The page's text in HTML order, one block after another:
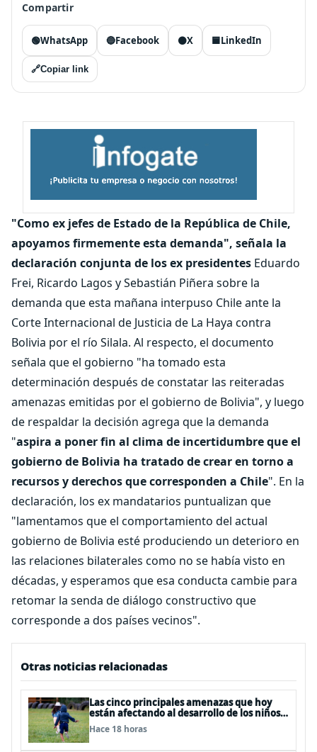
Compartir
🟢WhatsApp 🔵Facebook ⚫X 🟦LinkedIn
🔗Copiar link
"Como ex jefes de Estado de la República de Chile,
apoyamos firmemente esta demanda", señala la
declaración conjunta de los ex presidentes Eduardo
Frei, Ricardo Lagos y Sebastián Piñera sobre la
demanda que esta mañana interpuso Chile ante la
Corte Internacional de Justicia de La Haya contra
Bolivia por el río Silala. Al respecto, el documento
señala que el gobierno "ha tomado esta
determinación después de constatar las reiteradas
amenazas emitidas por el gobierno de Bolivia", y luego
de respaldar la decisión agrega que la demanda
"aspira a poner fin al clima de incertidumbre que el
gobierno de Bolivia ha tratado de crear en torno a
recursos y derechos que corresponden a Chile". En la
declaración, los ex mandatarios puntualizan que
"lamentamos que el comportamiento del actual
gobierno de Bolivia esté produciendo un deterioro en
las relaciones bilaterales como no se había visto en
décadas, y esperamos que esa conducta cambie para
retomar la senda de diálogo constructivo que
corresponde a dos países vecinos".
Otras noticias relacionadas
Las cinco principales amenazas que hoy
están afectando al desarrollo de los niños
en Chile
Hace 18 horas